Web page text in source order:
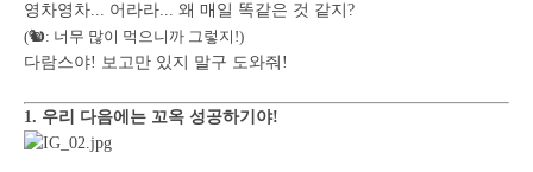
영차영차... 어라라... 왜 매일 똑같은 것 같지?
(🐿: 너무 많이 먹으니까 그렇지!)
다람스야! 보고만 있지 말구 도와줘!
1. 우리 다음에는 꼬옥 성공하기야!